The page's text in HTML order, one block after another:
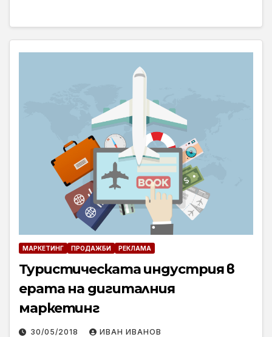
МАРКЕТИНГ ПРОДАЖБИ РЕКЛАМА
Туристическата индустрия в
ерата на дигиталния
маркетинг
30/05/2018 ИВАН ИВАНОВ